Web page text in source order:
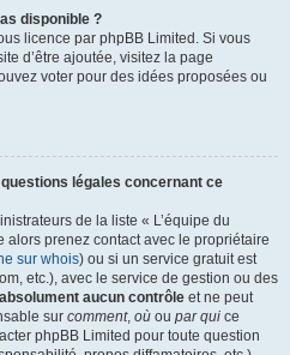
disponible ?
licence par phpBB Limited. Si vous
d’être ajoutée, visitez la page
voter pour des idées proposées ou
légales concernant ce
de la liste « L’équipe du
alors prenez contact avec le propriétaire
sur whois) ou si un service gratuit est
etc.), avec le service de gestion ou des
absolument aucun contrôle et ne peut
sur comment, où ou par qui ce
phpBB Limited pour toute question